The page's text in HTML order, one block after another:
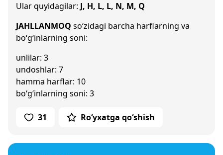
Ular quyidagilar: J, H, L, L, N, M, Q
JAHLLANMOQ so‘zidagi barcha harflarning va
bo‘g‘inlarning soni:
unlilar: 3
undoshlar: 7
hamma harflar: 10
bo‘g‘inlarning soni: 3
31 Ro‘yxatga qo‘shish